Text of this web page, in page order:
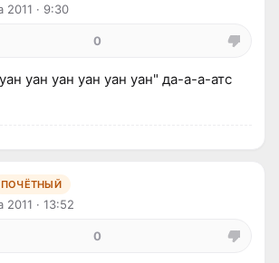
2011 · 9:30
0
уан уан уан уан уан" да-а-а-атс
ПОЧЁТНЫЙ
2011 · 13:52
0